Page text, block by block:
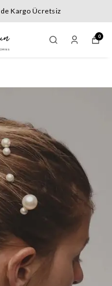
Kargo Ücretsiz
0